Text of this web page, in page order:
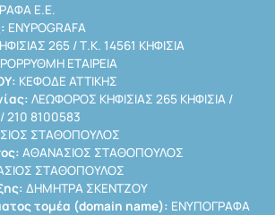
Ε.Ε.
ENYPOGRAFA
265 / Τ.Κ. 14561 ΚΗΦΙΣΙΑ
ΕΤΑΙΡΕΙΑ
ΚΕΦΟΔΕ ΑΤΤΙΚΗΣ
ΛΕΩΦΟΡΟΣ ΚΗΦΙΣΙΑΣ 265 ΚΗΦΙΣΙΑ /
/ 210 8100583
ΣΤΑΘΟΠΟΥΛΟΣ
ΑΘΑΝΑΣΙΟΣ ΣΤΑΘΟΠΟΥΛΟΣ
ΣΤΑΘΟΠΟΥΛΟΣ
ΔΗΜΗΤΡΑ ΣΚΕΝΤΖΟΥ
τομέα (domain name): ΕΝΥΠΟΓΡΑΦΑ